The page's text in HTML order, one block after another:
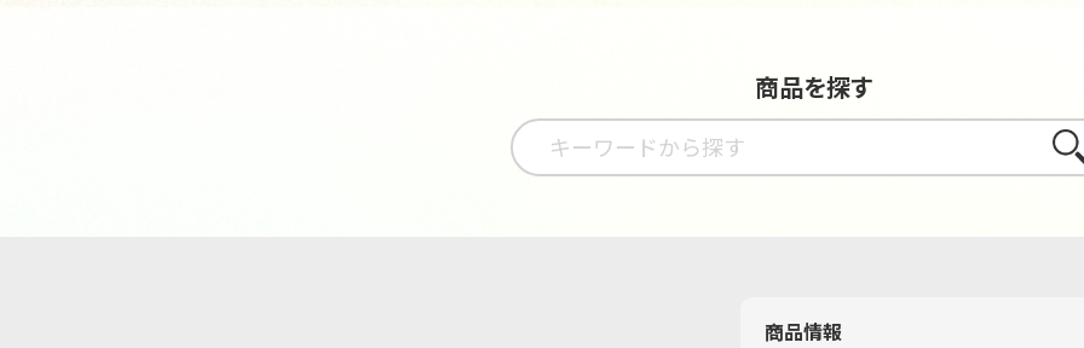
商品を探す
さが
商品情報